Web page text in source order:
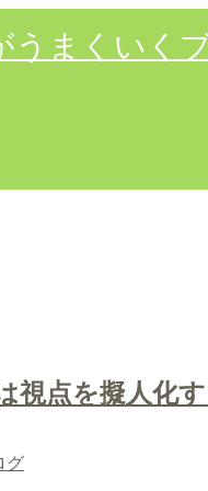
うまくいく
視点を擬人化
グ